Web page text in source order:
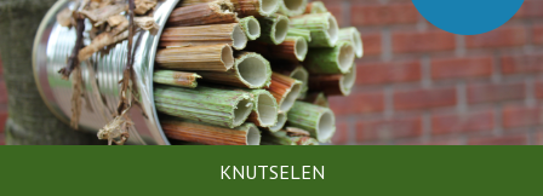
KNUTSELEN